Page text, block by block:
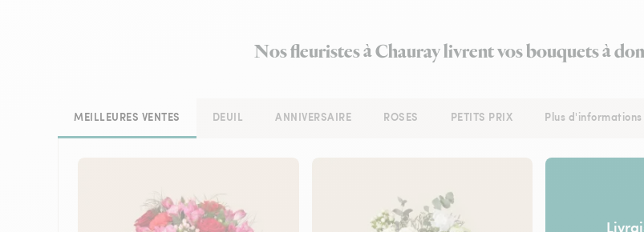
Nos fleuristes à Chauray livrent vos bouquets à
MEILLEURES VENTES DEUIL ANNIVERSAIRE ROSES PETITS PRIX Plus d'informations